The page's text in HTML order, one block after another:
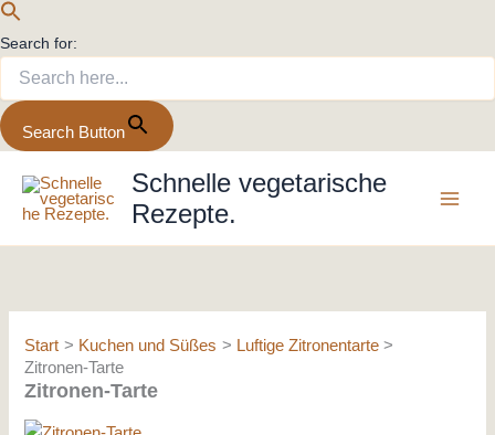
Search for:
Search Button
Inhalt
springen
Schnelle vegetarische
Rezepte.
Start Kuchen und Süßes
Luftige Zitronentarte
Zitronen-Tarte
Zitronen-Tarte